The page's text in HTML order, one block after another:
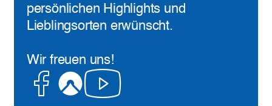
persönlichen Highlights und
Lieblingsorten erwünscht.
Wir freuen uns!
Facebook
KomootYoutube